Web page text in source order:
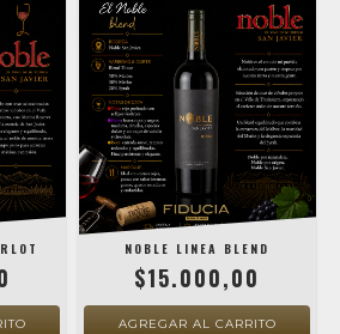
NOBLE LINEA BLEND
$15.000,00